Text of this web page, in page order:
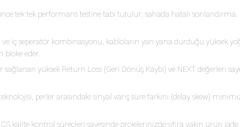
tek tek performans testine tabi tutulur; sahada hatalı sonlandırma,
iç seperatör kombinasyonu, kabloların yan yana durduğu yüksek
bloke eder.
yüksek Return Loss (Geri Dönüş Kaybı) ve NEXT değerleri
perler arasındaki sinyal varış süre farkını (delay skew)
kalite kontrol süreçleri sayesinde projelerinizde sıfıra yakın ürün iade